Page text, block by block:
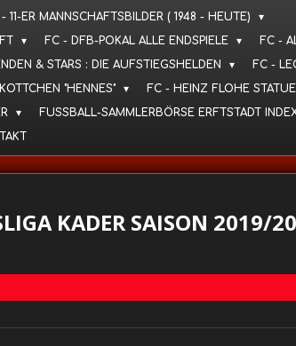
11-ER MANNSCHAFTSBILDER ( 1948 - HEUTE)
FC - DFB-POKAL ALLE ENDSPIELE
FC -
& STARS : DIE AUFSTIEGSHELDEN
FC -
"HENNES" FC - HEINZ FLOHE STATUE
FUSSBALL-SAMMLERBÖRSE ERFTSTADT
KADER SAISON 2019/